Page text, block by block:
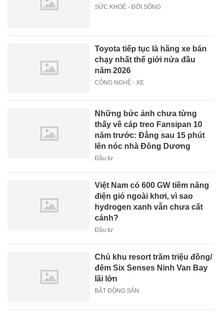
SỨC KHOẺ - ĐỜI SỐNG
Toyota tiếp tục là hãng xe bán
chạy nhất thế giới nửa đầu
năm 2026
CÔNG NGHỆ - XE
Những bức ảnh chưa từng
thấy về cáp treo Fansipan 10
năm trước: Đằng sau 15 phút
lên nóc nhà Đông Dương
Đầu tư
Việt Nam có 600 GW tiềm năng
điện gió ngoài khơi, vì sao
hydrogen xanh vẫn chưa cất
cánh?
Đầu tư
Chủ khu resort trăm triệu đồng/
đêm Six Senses Ninh Van Bay
lãi lớn
BẤT ĐỘNG SẢN